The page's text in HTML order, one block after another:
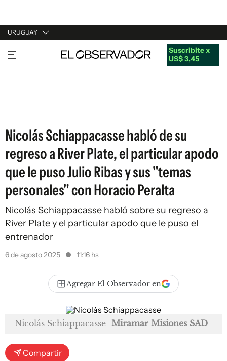
URUGUAY
URUGUAY
ARGENTINA
Suscribite x
US$ 3,45
Nicolás Schiappacasse habló de su
regreso a River Plate, el particular apodo
que le puso Julio Ribas y sus "temas
personales" con Horacio Peralta
Nicolás Schiappacasse habló sobre su regreso a
River Plate y el particular apodo que le puso el
entrenador
6 de agosto 2025 11:16 hs
Agregar El Observador en
Nicolás Schiappacasse Miramar Misiones SAD
Compartir